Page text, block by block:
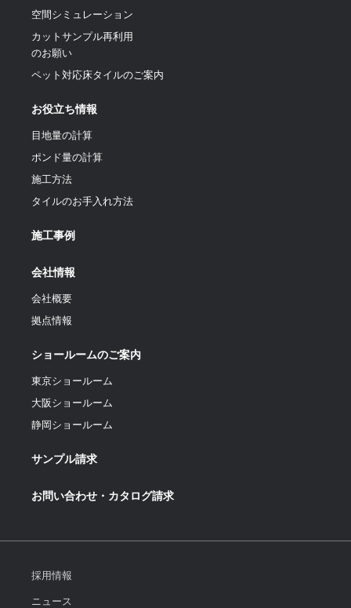
空間シミュレーション
カットサンプル再利用
のお願い
ペット対応床タイルのご案内
お役立ち情報
目地量の計算
ポンド量の計算
施工方法
タイルのお手入れ方法
施工事例
会社情報
会社概要
拠点情報
ショールームのご案内
東京ショールーム
大阪ショールーム
静岡ショールーム
サンプル請求
お問い合わせ・カタログ請求
採用情報
ニュース